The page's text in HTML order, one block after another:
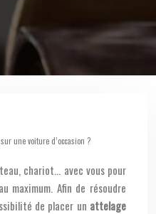
une voiture d’occasion ?
chariot… avec vous pour
maximum. Afin de résoudre
de placer un attelage